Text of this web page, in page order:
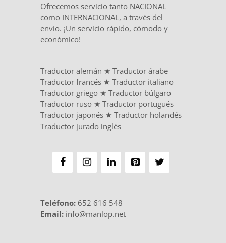
Ofrecemos servicio tanto NACIONAL
como INTERNACIONAL, a través del
envío. ¡Un servicio rápido, cómodo y
económico!
Traductor alemán ★ Traductor árabe
Traductor francés ★ Traductor italiano
Traductor griego ★ Traductor búlgaro
Traductor ruso ★ Traductor portugués
Traductor japonés ★ Traductor holandés
Traductor jurado inglés
Teléfono: 652 616 548
Email: info@manlop.net